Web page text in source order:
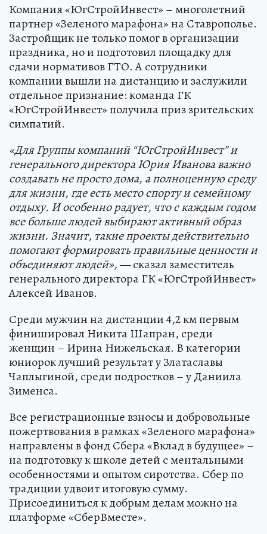
Компания «ЮгСтройИнвест» – многолетний
партнер «Зеленого марафона» на Ставрополье.
Застройщик не только помог в организации
праздника, но и подготовил площадку для
сдачи нормативов ГТО. А сотрудники
компании вышли на дистанцию и заслужили
отдельное признание: команда ГК
«ЮгСтройИнвест» получила приз зрительских
симпатий.
«Для Группы компаний “ЮгСтройИнвест” и
генерального директора Юрия Иванова важно
создавать не просто дома, а полноценную среду
для жизни, где есть место спорту и семейному
отдыху. И особенно радует, что с каждым годом
все больше людей выбирают активный образ
жизни. Значит, такие проекты действительно
помогают формировать правильные ценности и
объединяют людей»,— сказал заместитель
генерального директора ГК «ЮгСтройИнвест»
Алексей Иванов.
Среди мужчин на дистанции 4,2 км первым
финишировал Никита Шапран, среди
женщин – Ирина Нижельская. В категории
юниорок лучший результат у Златаславы
Чаплыгиной, среди подростков – у Даниила
Зименса.
Все регистрационные взносы и добровольные
пожертвования в рамках «Зеленого марафона»
направлены в фонд Сбера «Вклад в будущее» –
на подготовку к школе детей с ментальными
особенностями и опытом сиротства. Сбер по
традиции удвоит итоговую сумму.
Присоединиться к добрым делам можно на
платформе «СберВместе».